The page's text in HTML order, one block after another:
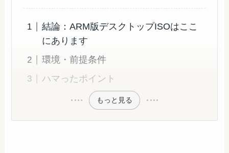
結論：ARM版デスクトップISOはここ
にあります
環境・前提条件
ハマったポイント
もっと見る